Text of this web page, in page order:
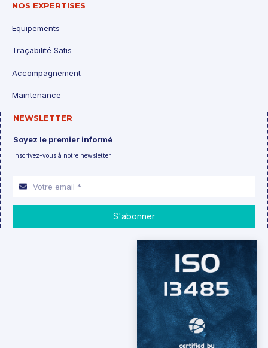
NOS EXPERTISES
Equipements
Traçabilité Satis
Accompagnement
Maintenance
NEWSLETTER
Soyez le premier informé
Inscrivez-vous à notre newsletter
S'abonner